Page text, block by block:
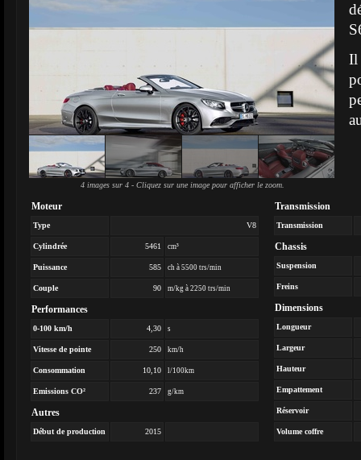
4 images sur 4 - Cliquez sur une image pour afficher le zoom.
Il
Moteur
Type V8
Cylindrée 5461 cm³
Puissance 585 ch à 5500 trs/min
Couple 90 m/kg à 2250 trs/min
Performances
0-100 km/h 4,30 s
Vitesse de pointe 250 km/h
Consommation 10,10 l/100km
Emissions CO² 237 g/km
Autres
Début de production 2015
Transmission
Transmission
Chassis
Suspension
Freins
Dimensions
Longueur
Largeur
Hauteur
Empattement
Réservoir
Volume coffre